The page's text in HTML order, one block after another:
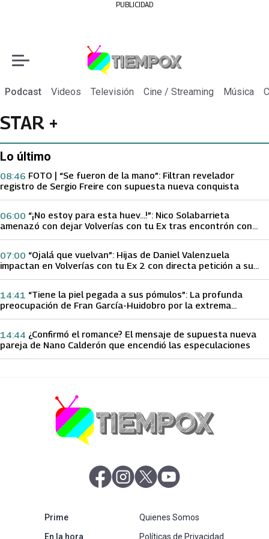
PUBLICIDAD
Podcast Videos Televisión Cine / Streaming Música
STAR +
Lo último
FOTO | “Se fueron de la mano”: Filtran revelador
registro de Sergio Freire con supuesta nueva conquista
08:46
“¡No estoy para esta huev…!”: Nico Solabarrieta
amenazó con dejar Volverías con tu Ex tras encontrón con
06:00
“Ojalá que vuelvan”: Hijas de Daniel Valenzuela
impactan en Volverías con tu Ex 2 con directa petición a su
07:00
“Tiene la piel pegada a sus pómulos”: La profunda
preocupación de Fran García-Huidobro por la extrema
14:41
¿Confirmó el romance? El mensaje de supuesta nueva
pareja de Nano Calderón que encendió las especulaciones
14:44
abre en nueva pestaña
abre en nueva pestaña
abre en nueva pestaña
Primeabre en nueva pestaña
En la horaabre en nueva pestaña
Quienes Somos
Políticas de Privacidad